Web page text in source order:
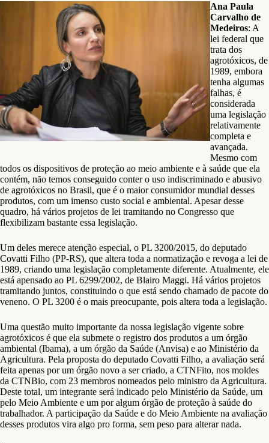
Ana Paula
Carvalho de
Medeiros: A
lei federal que
trata dos
agrotóxicos, de
1989, embora
tenha algumas
falhas, é
considerada
uma legislação
relativamente
completa e
avançada.
Mesmo com
todos os dispositivos de proteção ao meio ambiente e à saúde que ela
contém, não temos conseguido conter o uso indiscriminado e abusivo
de agrotóxicos no Brasil, que é o maior consumidor mundial desses
produtos, com um imenso custo social e ambiental. Apesar desse
quadro, há vários projetos de lei tramitando no Congresso que
flexibilizam bastante essa legislação.
Um deles merece atenção especial, o PL 3200/2015, do deputado
Covatti Filho (PP-RS), que altera toda a normatização e revoga a lei de
1989, criando uma legislação completamente diferente. Atualmente, ele
está apensado ao PL 6299/2002, de Blairo Maggi. Há vários projetos
tramitando juntos, constituindo o que está sendo chamado de pacote do
veneno. O PL 3200 é o mais preocupante, pois altera toda a legislação.
Uma questão muito importante da nossa legislação vigente sobre
agrotóxicos é que ela submete o registro dos produtos a um órgão
ambiental (Ibama), a um órgão da Saúde (Anvisa) e ao Ministério da
Agricultura. Pela proposta do deputado Covatti Filho, a avaliação será
feita apenas por um órgão novo a ser criado, a CTNFito, nos moldes
da CTNBio, com 23 membros nomeados pelo ministro da Agricultura.
Deste total, um integrante será indicado pelo Ministério da Saúde, um
pelo Meio Ambiente e um por algum órgão de proteção à saúde do
trabalhador. A participação da Saúde e do Meio Ambiente na avaliação
desses produtos vira algo pro forma, sem peso para alterar nada.